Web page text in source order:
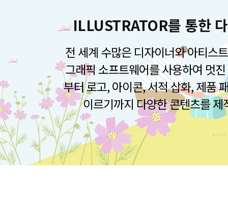
ILLUSTRATOR를 통한
전 세계 수많은 디자이너와 아티스
그래픽 소프트웨어를 사용하여 멋
부터 로고, 아이콘, 서적 삽화, 제품
이르기까지 다양한 콘텐츠를 제